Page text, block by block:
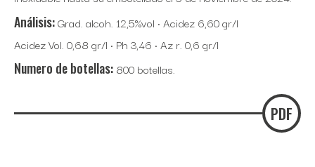
Análisis:Grad. alcoh. 12,5%vol · Acidez 6,60 gr/l
Acidez Vol. 0,68 gr/l · Ph 3,46 · Az r. 0,6 gr/l
Numero de botellas: 800 botellas.
PDF